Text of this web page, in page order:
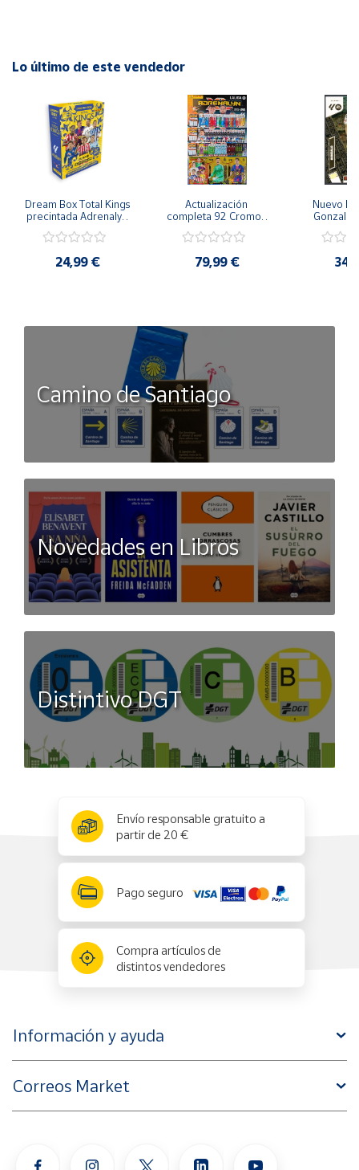
Lo último de este vendedor
Dream Box Total Kings
precintada Adrenalyn
Panini
24,99 €
Actualización
completa 92 Cromos
Adrenalyn Plus La Liga
79,99 €
Nuevo
Gonzalo
Adrenalyn
Camino de Santiago
Novedades en Libros
Distintivo DGT
Envío responsable gratuito a
partir de 20 €
Pago seguro
Compra artículos de
distintos vendedores
Información y ayuda
Correos Market